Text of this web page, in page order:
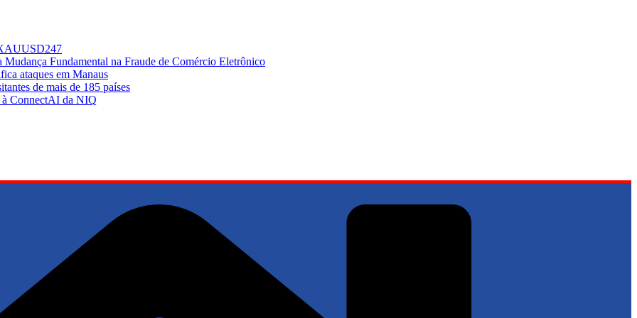
Fundamental na Fraude de Comércio Eletrônico
ataques em Manaus
de mais de 185 países
à ConnectAI da NIQ